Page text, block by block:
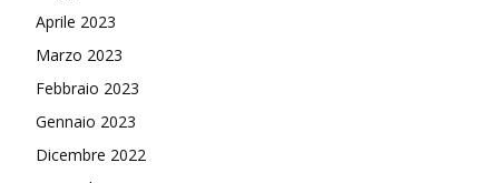
Aprile 2023
Marzo 2023
Febbraio 2023
Gennaio 2023
Dicembre 2022